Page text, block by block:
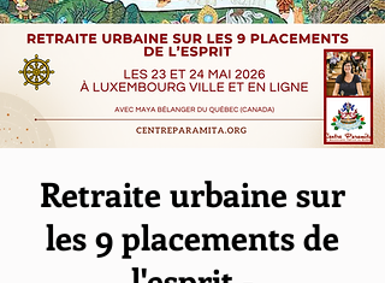
Retraite urbaine sur
les 9 placements de